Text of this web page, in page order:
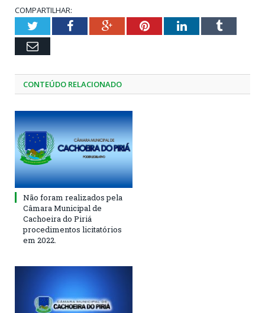
COMPARTILHAR:
TwitterFacebookGoogle+PinterestLinkedInTumblr
Email
CONTEÚDO RELACIONADO
Não foram realizados pela
Câmara Municipal de
Cachoeira do Piriá
procedimentos licitatórios
em 2022.